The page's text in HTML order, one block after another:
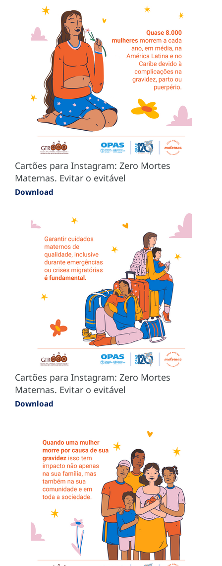
Cartões para Instagram: Zero Mortes
Maternas. Evitar o evitável
Download
Cartões para Instagram: Zero Mortes
Maternas. Evitar o evitável
Download